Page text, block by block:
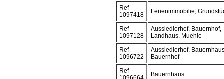
Ref-
1097418
Ferienimmobilie,
Ref-
1097128
Aussiedlerhof, Bauernhof,
Landhaus, Muehle
Ref-
1096722
Aussiedlerhof,
Bauernhof
Ref-
Bauernhaus